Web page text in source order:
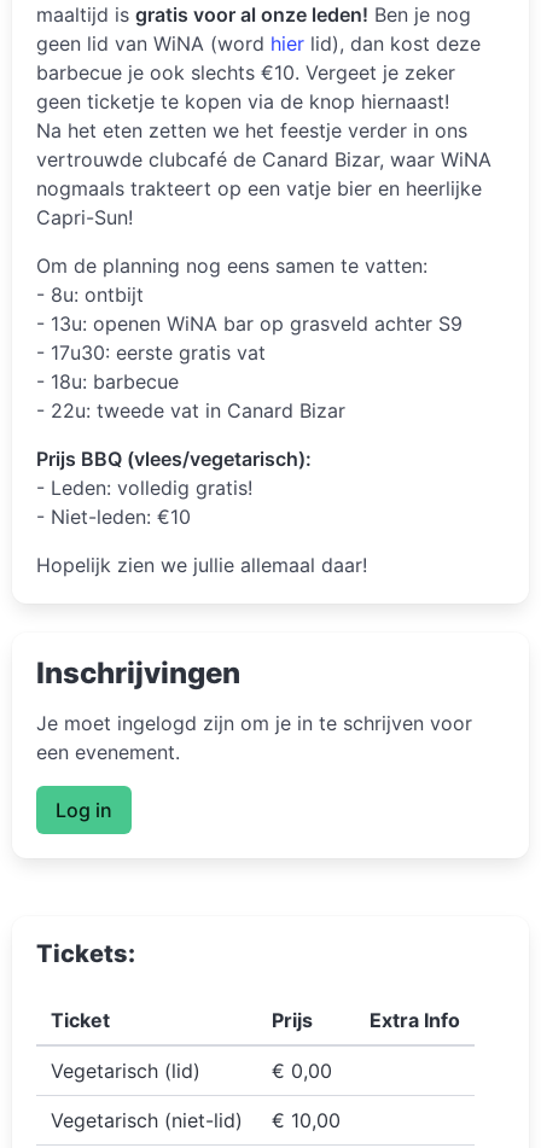
maaltijd is gratis voor al onze leden! Ben je nog
geen lid van WiNA (word hier lid), dan kost deze
barbecue je ook slechts €10. Vergeet je zeker
geen ticketje te kopen via de knop hiernaast!
Na het eten zetten we het feestje verder in ons
vertrouwde clubcafé de Canard Bizar, waar WiNA
nogmaals trakteert op een vatje bier en heerlijke
Capri-Sun!
Om de planning nog eens samen te vatten:
- 8u: ontbijt
- 13u: openen WiNA bar op grasveld achter S9
- 17u30: eerste gratis vat
- 18u: barbecue
- 22u: tweede vat in Canard Bizar
Prijs BBQ (vlees/vegetarisch):
- Leden: volledig gratis!
- Niet-leden: €10
Hopelijk zien we jullie allemaal daar!
Inschrijvingen
Je moet ingelogd zijn om je in te schrijven voor
een evenement.
Log in
Tickets:
Ticket Prijs Extra Info
Vegetarisch (lid) € 0,00
Vegetarisch (niet-lid) € 10,00